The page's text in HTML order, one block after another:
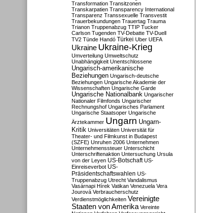
Transformation Transitzonen
Transkarpatien Transparency International
Transparenz Transsexuelle Transvestit
Trauerbekundungen Trauertag Trauma
Trianon Truppenabzug TTIP Tucker
Carlson Tugenden TV-Debatte TV-Duell
TV2 Tünde Handó Türkei Uber UEFA
Ukraine Ukraine-Krieg
Umverteilung Umweltschutz
Unabhängigkeit Unentschlossene
Ungarisch-amerikanische
Beziehungen Ungarisch-deutsche
Beziehungen Ungarische Akademie der
Wissenschaften Ungarische Garde
Ungarische Nationalbank Ungarischer
Nationaler Filmfonds Ungarischer
Rechnungshof Ungarisches Parlament
Ungarische Staatsoper Ungarische
Ärztekammer Ungarn Ungarn-
Kritik Universitäten Universität für
Theater- und Filmkunst in Budapest
(SZFE) Unruhen 2006 Unternehmen
Unternehmenssteuer Unterschicht
Unterschriftenaktion Untersuchung Ursula
von der Leyen US-Botschaft US-
Einreiseverbot US-
Präsidentschaftswahlen US-
Truppenabzug Utrecht Vandalismus
Vasárnapi Hírek Vatikan Venezuela Vera
Jourová Verbraucherschutz
Verdienstmöglichkeiten Vereinigte
Staaten von Amerika Vereinte